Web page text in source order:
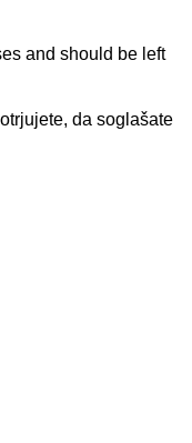
and should be left
da soglašate